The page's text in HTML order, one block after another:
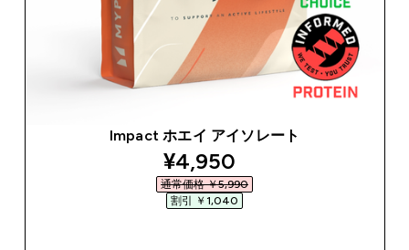
Impact ホエイ アイソレート
discounted price
¥4,950‎
通常価格 ￥5,990‎
割引 ￥1,040‎